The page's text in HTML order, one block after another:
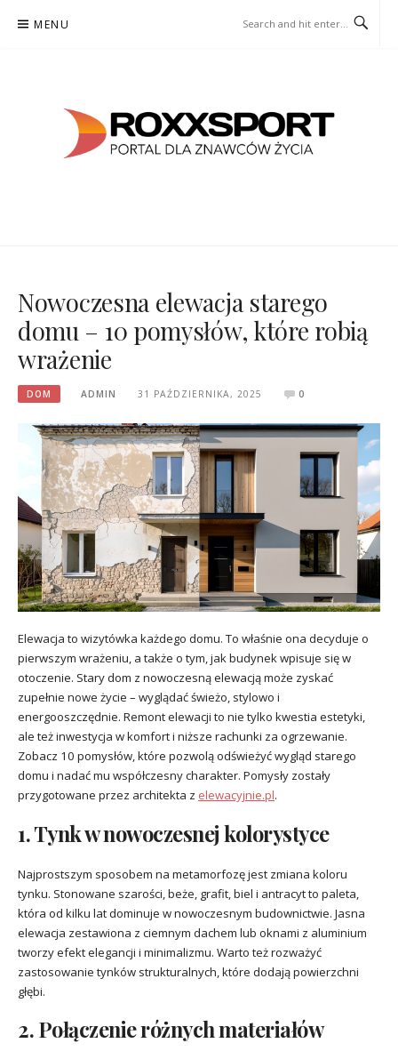
MENU
Nowoczesna elewacja starego
domu – 10 pomysłów, które robią
wrażenie
DOM ADMIN 31 PAŹDZIERNIKA, 2025 0
Elewacja to wizytówka każdego domu. To właśnie ona decyduje o
pierwszym wrażeniu, a także o tym, jak budynek wpisuje się w
otoczenie. Stary dom z nowoczesną elewacją może zyskać
zupełnie nowe życie – wyglądać świeżo, stylowo i
energooszczędnie. Remont elewacji to nie tylko kwestia estetyki,
ale też inwestycja w komfort i niższe rachunki za ogrzewanie.
Zobacz 10 pomysłów, które pozwolą odświeżyć wygląd starego
domu i nadać mu współczesny charakter. Pomysły zostały
przygotowane przez architekta z elewacyjnie.pl.
1. Tynk w nowoczesnej kolorystyce
Najprostszym sposobem na metamorfozę jest zmiana koloru
tynku. Stonowane szarości, beże, grafit, biel i antracyt to paleta,
która od kilku lat dominuje w nowoczesnym budownictwie. Jasna
elewacja zestawiona z ciemnym dachem lub oknami z aluminium
tworzy efekt elegancji i minimalizmu. Warto też rozważyć
zastosowanie tynków strukturalnych, które dodają powierzchni
głębi.
2. Połączenie różnych materiałów